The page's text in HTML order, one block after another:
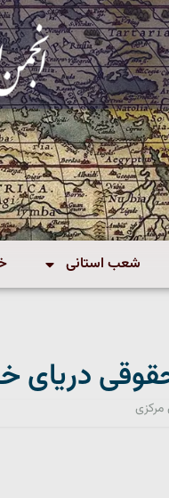
شعب استانی
دریای
مرکزی